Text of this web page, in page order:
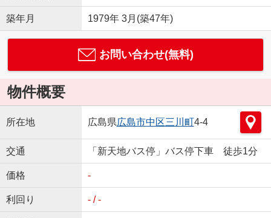
築年月 1979年 3月(築47年)
お問い合わせ(無料)
物件概要
所在地 広島県広島市中区三川町4-4
交通 「新天地バス停」バス停下車 徒歩1分
価格 -
利回り - / -